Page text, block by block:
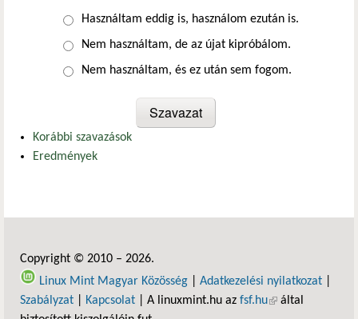
Választások
Használtam eddig is, használom ezután is.
Nem használtam, de az újat kipróbálom.
Nem használtam, és ez után sem fogom.
Korábbi szavazások
Eredmények
Copyright © 2010 – 2026.
Linux Mint Magyar Közösség
Adatkezelési nyilatkozat
Szabályzat
Kapcsolat | A linuxmint.hu az fsf.hu(külső hivatkozás)
által